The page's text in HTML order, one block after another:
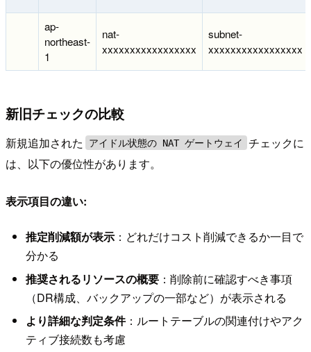
ap-
northeast-
1
nat-
xxxxxxxxxxxxxxxxx
subnet-
xxxxxxxxxxxxxxxxx
新旧チェックの比較
新規追加された アイドル状態の NAT ゲートウェイ
チェックに
は、以下の優位性があります。
表示項目の違い:
推定削減額が表示：どれだけコスト削減できるか一目で
分かる
推奨されるリソースの概要：削除前に確認すべき事項
（DR構成、バックアップの一部など）が表示される
より詳細な判定条件：ルートテーブルの関連付けやアク
ティブ接続数も考慮